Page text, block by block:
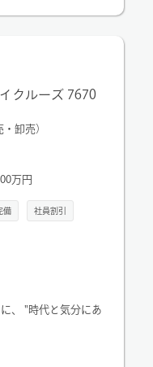
クルーズ 7670
卸売）
万円
備 社員割引
、 "時代と気分にあ
売、お洋服の提案を